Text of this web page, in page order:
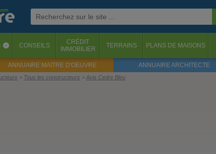
‹ CONSEILS
CRÉDIT
IMMOBILIER
TERRAINS PLANS DE MAISONS
ANNUAIRE MAITRE D'OEUVRE ANNUAIRE ARCHITECTE
Tous les constructeurs Avis Cedre Bleu